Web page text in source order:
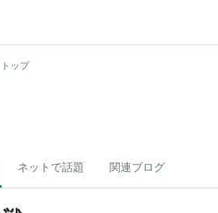
ップ
ネットで話題 関連ブログ